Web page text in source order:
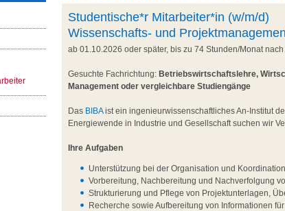
Studentische*r Mitarbeiter*in (w/m/d)
Wissenschafts- und
ab 01.10.2026 oder später, bis zu 74 Stunden/Monat
Gesuchte Fachrichtung:Betriebswirtschaftslehre,
Management oder vergleichbare Studiengänge
Das BIBAist ein ingenieurwissenschaftliches An-Institut
Energiewende in Industrie und Gesellschaft suchen wir
Ihre Aufgaben
Unterstützung bei der Organisation und
Vorbereitung, Nachbereitung und Nachverfolgung
Strukturierung und Pflege von Projektunterlagen,
Recherche sowie Aufbereitung von Informationen